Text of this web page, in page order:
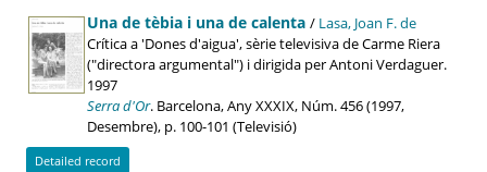
Una de tèbia i una de calenta / Lasa, Joan F. de
Crítica a 'Dones d'aigua', sèrie televisiva de Carme Riera
("directora argumental") i dirigida per Antoni Verdaguer.
1997
Serra d'Or. Barcelona, Any XXXIX, Núm. 456 (1997,
Desembre), p. 100-101 (Televisió)
Detailed record